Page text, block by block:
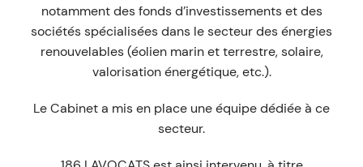
notamment des fonds d’investissements et des
sociétés spécialisées dans le secteur des énergies
renouvelables (éolien marin et terrestre, solaire,
valorisation énergétique, etc.).
Le Cabinet a mis en place une équipe dédiée à ce
secteur.